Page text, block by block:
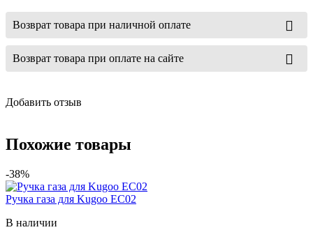
Возврат товара при наличной оплате
Возврат товара при оплате на сайте
Добавить отзыв
Похожие товары
-38%
Ручка газа для Kugoo EC02
В наличии